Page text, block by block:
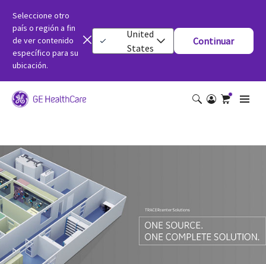
Seleccione otro
país o región a fin
de ver contenido
específico para su
ubicación.
United
States
Continuar